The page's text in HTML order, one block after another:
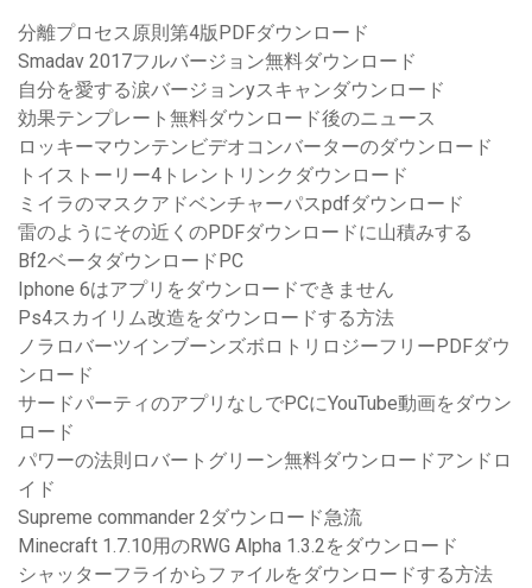
分離プロセス原則第4版PDFダウンロード
Smadav 2017フルバージョン無料ダウンロード
自分を愛する涙バージョンyスキャンダウンロード
効果テンプレート無料ダウンロード後のニュース
ロッキーマウンテンビデオコンバーターのダウンロード
トイストーリー4トレントリンクダウンロード
ミイラのマスクアドベンチャーパスpdfダウンロード
雷のようにその近くのPDFダウンロードに山積みする
Bf2ベータダウンロードPC
Iphone 6はアプリをダウンロードできません
Ps4スカイリム改造をダウンロードする方法
ノラロバーツインブーンズボロトリロジーフリーPDFダウ
ンロード
サードパーティのアプリなしでPCにYouTube動画をダウン
ロード
パワーの法則ロバートグリーン無料ダウンロードアンドロ
イド
Supreme commander 2ダウンロード急流
Minecraft 1.7.10用のRWG Alpha 1.3.2をダウンロード
シャッターフライからファイルをダウンロードする方法